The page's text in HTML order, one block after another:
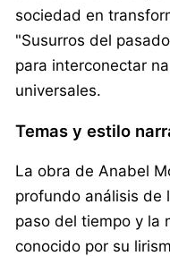
sociedad en
"Susurros del
para interconectar
universales.
Temas y estilo
La obra de Anabel
profundo análisis de
paso del tiempo y la
conocido por su